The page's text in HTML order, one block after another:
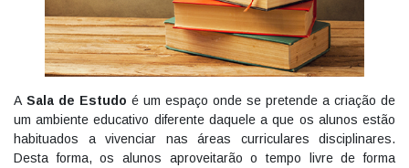
A Sala de Estudo é um espaço onde se pretende a criação de
um ambiente educativo diferente daquele a que os alunos estão
habituados a vivenciar nas áreas curriculares disciplinares.
Desta forma, os alunos aproveitarão o tempo livre de forma